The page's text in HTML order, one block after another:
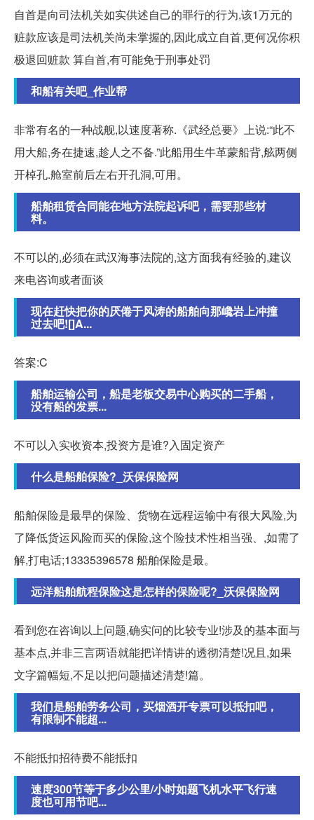
自首是向司法机关如实供述自己的罪行的行为,该1万元的
赃款应该是司法机关尚未掌握的,因此成立自首,更何况你积
极退回赃款 算自首,有可能免于刑事处罚
和船有关吧_作业帮
非常有名的一种战舰,以速度著称.《武经总要》上说:“此不
用大船,务在捷速,趁人之不备.”此船用生牛革蒙船背,舷两侧
开棹孔.舱室前后左右开孔洞,可用。
船舶租赁合同能在地方法院起诉吧，需要那些材
料。
不可以的,必须在武汉海事法院的,这方面我有经验的,建议
来电咨询或者面谈
现在赶快把你的厌倦于风涛的船舶向那巉岩上冲撞
过去吧![]A...
答案:C
船舶运输公司，船是老板交易中心购买的二手船，
没有船的发票...
不可以入实收资本,投资方是谁?入固定资产
什么是船舶保险?_沃保保险网
船舶保险是最早的保险、货物在远程运输中有很大风险,为
了降低货运风险而买的保险,这个险技术性相当强、,如需了
解,打电话;13335396578 船舶保险是最。
远洋船舶航程保险这是怎样的保险呢?_沃保保险网
看到您在咨询以上问题,确实问的比较专业!涉及的基本面与
基本点,并非三言两语就能把详情讲的透彻清楚!况且,如果
文字篇幅短,不足以把问题描述清楚!篇。
我们是船舶劳务公司，买烟酒开专票可以抵扣吧，
有限制不能超...
不能抵扣招待费不能抵扣
速度300节等于多少公里/小时如题飞机水平飞行速
度也可用节吧...